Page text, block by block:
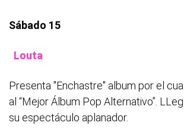
Sábado 15
Louta
Presenta "Enchastre" album por el
al “Mejor Álbum Pop Alternativo”.
su espectáculo aplanador.